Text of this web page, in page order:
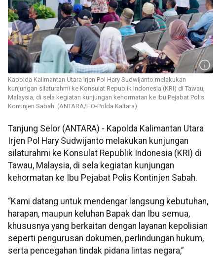
Kapolda Kalimantan Utara Irjen Pol Hary Sudwijanto melakukan
kunjungan silaturahmi ke Konsulat Republik Indonesia (KRI) di Tawau,
Malaysia, di sela kegiatan kunjungan kehormatan ke Ibu Pejabat Polis
Kontinjen Sabah. (ANTARA/HO-Polda Kaltara)
Tanjung Selor (ANTARA) - Kapolda Kalimantan Utara
Irjen Pol Hary Sudwijanto melakukan kunjungan
silaturahmi ke Konsulat Republik Indonesia (KRI) di
Tawau, Malaysia, di sela kegiatan kunjungan
kehormatan ke Ibu Pejabat Polis Kontinjen Sabah.
“Kami datang untuk mendengar langsung kebutuhan,
harapan, maupun keluhan Bapak dan Ibu semua,
khususnya yang berkaitan dengan layanan kepolisian
seperti pengurusan dokumen, perlindungan hukum,
serta pencegahan tindak pidana lintas negara,”